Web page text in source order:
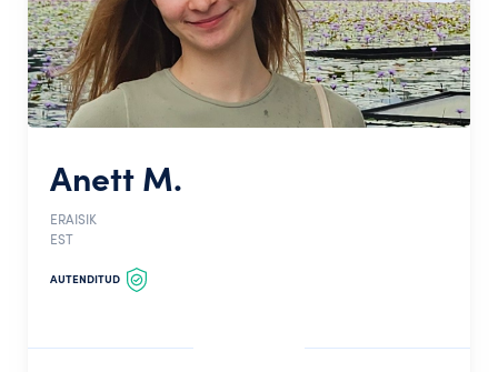
Anett M.
ERAISIK
EST
AUTENDITUD